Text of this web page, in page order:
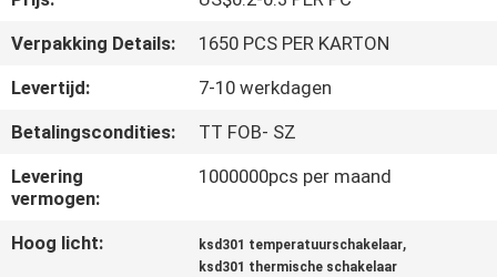
CONTACTEER
ONS
NIEUWS
ALLE
GEVALLEN
Verpakking Details:
1650 PCS PER KARTON
Levertijd:
7-10 werkdagen
Betalingscondities:
TT FOB- SZ
Levering
vermogen:
1000000pcs per maand
Hoog licht: ksd301 temperatuurschakelaar,
ksd301 thermische schakelaar